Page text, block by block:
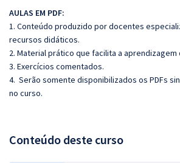
AULAS EM PDF:
1. Conteúdo produzido por docentes
recursos didáticos.
2. Material prático que facilita a aprendizagem
3. Exercícios comentados.
4. Serão somente disponibilizados os PDFs
no curso.
Conteúdo deste curso